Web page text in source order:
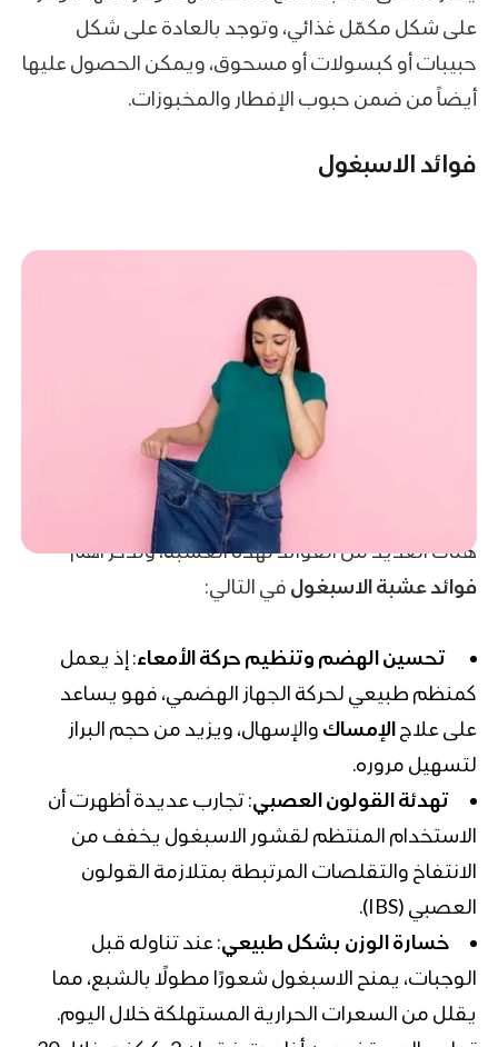
على شكل مكمّل غذائي، وتوجد بالعادة على شكل
حبيبات أو كبسولات أو مسحوق، ويمكن الحصول عليها
أيضاً من ضمن حبوب الإفطار والمخبوزات.
فوائد الاسبغول
هناك العديد من الفوائد لهذه العشبة، ونذكر اهم
فوائد عشبة الاسبغول في التالي:
تحسين الهضم وتنظيم حركة الأمعاء: إذ يعمل
كمنظم طبيعي لحركة الجهاز الهضمي، فهو يساعد
على علاجالإمساك والإسهال، ويزيد من حجم البراز
لتسهيل مروره.
تهدئة القولون العصبي: تجارب عديدة أظهرت أن
الاستخدام المنتظم لقشور الاسبغول يخفف من
الانتفاخ والتقلصات المرتبطة بمتلازمة القولون
العصبي (IBS).
خسارة الوزن بشكل طبيعي: عند تناوله قبل
الوجبات، يمنح الاسبغول شعورًا مطولًا بالشبع، مما
يقلل من السعرات الحرارية المستهلكة خلال اليوم.